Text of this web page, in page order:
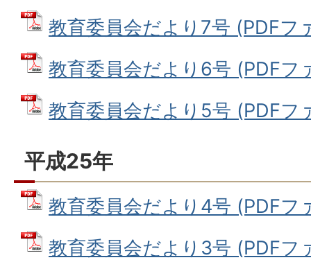
教育委員会だより7号 (PDFフ
教育委員会だより6号 (PDFフ
教育委員会だより5号 (PDFフ
平成25年
教育委員会だより4号 (PDFフ
教育委員会だより3号 (PDFフ